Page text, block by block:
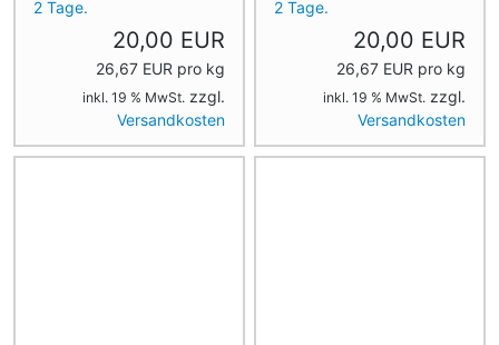
2 Tage.
20,00 EUR
26,67 EUR pro kg
inkl. 19 % MwSt. zzgl.
Versandkosten
2 Tage.
20,00 EUR
26,67 EUR pro kg
inkl. 19 % MwSt. zzgl.
Versandkosten